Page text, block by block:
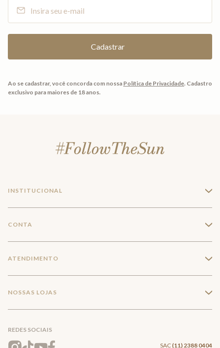
Ao se cadastrar, você concorda com nossa Política de Privacidade. Cadastro
exclusivo para maiores de 18 anos.
INSTITUCIONAL +
Trabalhe conosco
Mapa do Site
CONTA +
Meus pedidos
Wishlist
ATENDIMENTO +
Entrega e Frete
NOSSAS LOJAS +
REDES SOCIAIS
SAC (11) 2388 0404